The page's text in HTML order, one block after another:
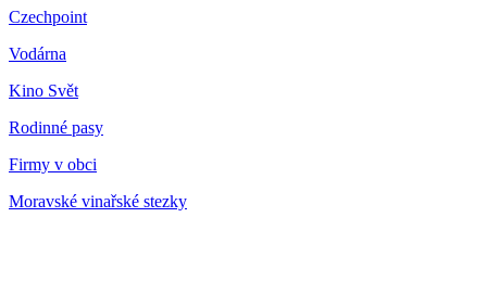
Czechpoint
Vodárna
Kino Svět
Rodinné pasy
Firmy v obci
Moravské vinařské stezky